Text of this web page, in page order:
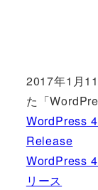
2017年1月
た「
WordPress
Release
WordPress
リース